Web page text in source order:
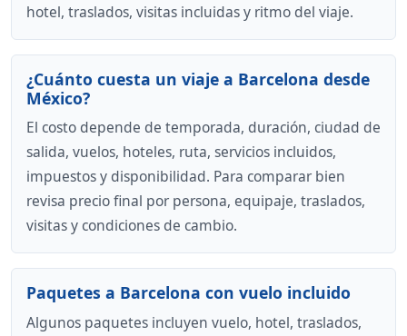
hotel, traslados, visitas incluidas y ritmo del viaje.
¿Cuánto cuesta un viaje a Barcelona desde
México?
El costo depende de temporada, duración, ciudad de
salida, vuelos, hoteles, ruta, servicios incluidos,
impuestos y disponibilidad. Para comparar bien
revisa precio final por persona, equipaje, traslados,
visitas y condiciones de cambio.
Paquetes a Barcelona con vuelo incluido
Algunos paquetes incluyen vuelo, hotel, traslados,